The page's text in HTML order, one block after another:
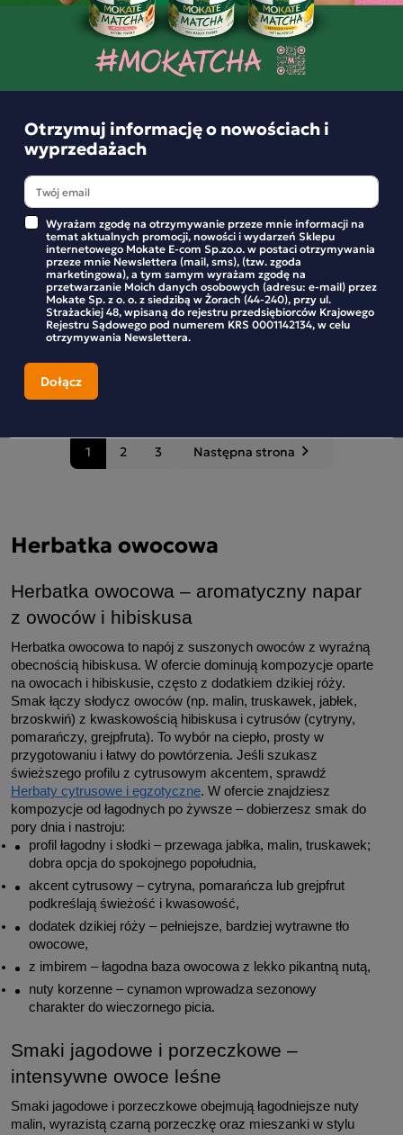
Herbatka owocowa Babcia
Jagoda Truskawka z
Wanilią 20 torebek
3,59 zł
Herbatka owocowa Babcia
Jagoda Czarna porzeczka z
żurawiną 20 torebek
3,59 zł
1 2 3 Następny
keyboard_arrow_right
Następna strona
Herbatka owocowa
Herbatka owocowa – aromatyczny napar
z owoców i hibiskusa
Herbatka owocowa to napój z suszonych owoców z wyraźną
obecnością hibiskusa. W ofercie dominują kompozycje oparte
na owocach i hibiskusie, często z dodatkiem dzikiej róży.
Smak łączy słodycz owoców (np. malin, truskawek, jabłek,
brzoskwiń) z kwaskowością hibiskusa i cytrusów (cytryny,
pomarańczy, grejpfruta). To wybór na ciepło, prosty w
przygotowaniu i łatwy do powtórzenia. Jeśli szukasz
Herbaty cytrusowe i egzotyczne. W ofercie znajdziesz
kompozycje od łagodnych po żywsze – dobierzesz smak do
pory dnia i nastroju:
profil łagodny i słodki – przewaga jabłka, malin, truskawek;
dobra opcja do spokojnego popołudnia,
akcent cytrusowy – cytryna, pomarańcza lub grejpfrut
podkreślają świeżość i kwasowość,
dodatek dzikiej róży – pełniejsze, bardziej wytrawne tło
owocowe,
z imbirem – łagodna baza owocowa z lekko pikantną nutą,
nuty korzenne – cynamon wprowadza sezonowy
charakter do wieczornego picia.
Smaki jagodowe i porzeczkowe –
intensywne owoce leśne
Smaki jagodowe i porzeczkowe obejmują łagodniejsze nuty
malin, wyrazistą czarną porzeczkę oraz mieszanki w stylu
Otrzymuj informację o nowościach i
wyprzedażach
Wyrażam zgodę na otrzymywanie przeze mnie informacji na
temat aktualnych promocji, nowości i wydarzeń Sklepu
internetowego Mokate E-com Sp.zo.o. w postaci otrzymywania
przeze mnie Newslettera (mail, sms), (tzw. zgoda
marketingowa), a tym samym wyrażam zgodę na
przetwarzanie Moich danych osobowych (adresu: e-mail) przez
Mokate Sp. z o. o. z siedzibą w Żorach (44-240), przy ul.
Strażackiej 48, wpisaną do rejestru przedsiębiorców Krajowego
Rejestru Sądowego pod numerem KRS 0001142134, w celu
otrzymywania Newslettera.